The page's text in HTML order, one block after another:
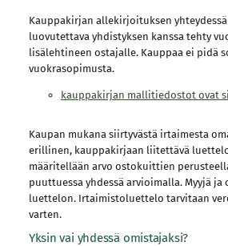
Kauppakirjan allekirjoituksen
luovutettava yhdistyksen kanssa tehty
lisälehtineen ostajalle. Kauppaa ei pidä
vuokrasopimusta.
kauppakirjan mallitiedostot ovat
Kaupan mukana siirtyvästä irtaimesta
erillinen, kauppakirjaan liitettävä
määritellään arvo ostokuittien
puuttuessa yhdessä arvioimalla. Myyjä
luettelon. Irtaimistoluettelo tarvitaan
varten.
Yksin vai yhdessä omistajaksi?